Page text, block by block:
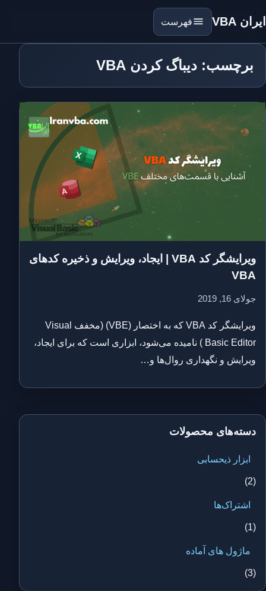
ایران VBA فهرست
برچسب: دیباگ کردن VBA
ویرایشگر کد VBA | ایجاد، ویرایش و ذخیره کدهای
VBA
جولای 16, 2019
ویرایشگر کد VBA که به اختصار (VBE) (مخفف Visual
Basic Editor ) نامیده می‌شود، ابزاری است که برای ایجاد،
ویرایش و نگهداری روال‌ها و…
دسته‌های محصولات
ابزار ذیحسابی
(2)
اشتراک‌ها
(1)
ماژول های آماده
(3)